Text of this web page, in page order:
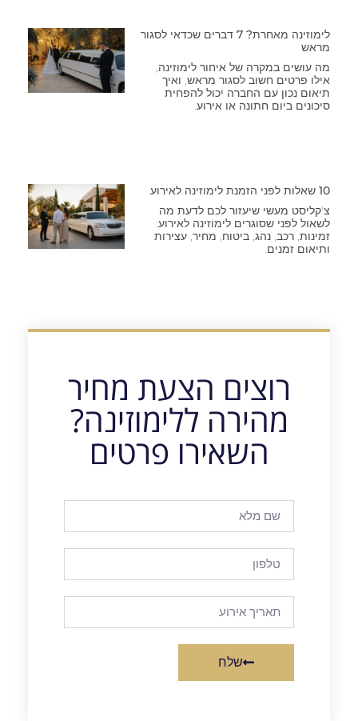
לימוזינה מאחרת? 7 דברים שכדאי לסגור
מראש
מה עושים במקרה של איחור לימוזינה,
אילו פרטים חשוב לסגור מראש, ואיך
תיאום נכון עם החברה יכול להפחית
סיכונים ביום חתונה או אירוע.
10 שאלות לפני הזמנת לימוזינה לאירוע
צ'קליסט מעשי שיעזור לכם לדעת מה
לשאול לפני שסוגרים לימוזינה לאירוע:
זמינות, רכב, נהג, ביטוח, מחיר, עצירות
ותיאום זמנים.
רוצים הצעת מחיר
מהירה ללימוזינה?
השאירו פרטים
שלח